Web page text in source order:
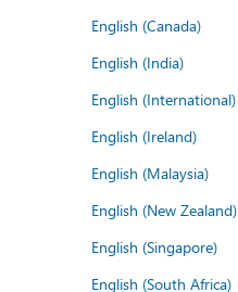
English (Canada)
English (India)
English (International)
English (Ireland)
English (Malaysia)
English (New Zealand)
English (Singapore)
English (South Africa)